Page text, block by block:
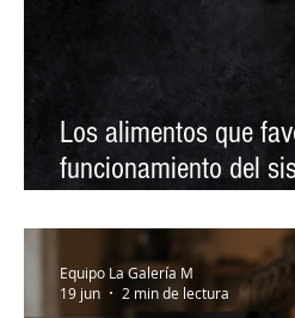
Los alimentos que
funcionamiento del
Equipo La Galería M
19 jun
2 min de lectura